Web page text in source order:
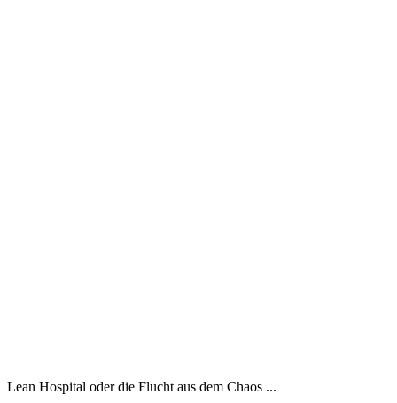
Lean Hospital oder die Flucht aus dem Chaos ...